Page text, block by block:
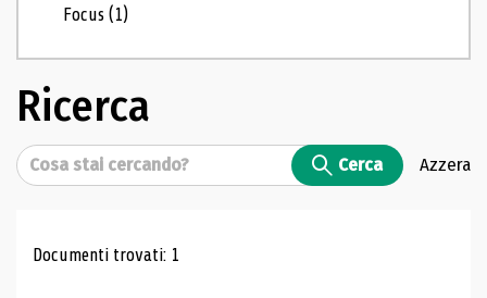
Focus(1)
Ricerca
Cerca Cerca Azzera
Risultati di ricerca
Documenti trovati: 1